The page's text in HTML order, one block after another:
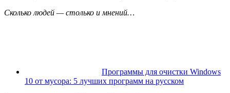
Сколько людей — столько и мнений…
Программы для очистки Windows
10 от мусора: 5 лучших программ на русском